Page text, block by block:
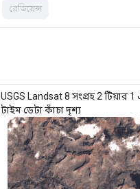
রেডিয়েন্স
USGS Landsat 8 সংগ্রহ 2 টিয়ার
টাইম ডেটা কাঁচা দৃশ্য